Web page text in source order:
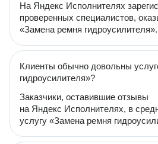
На Яндекс Исполнителях
проверенных специалистов,
«Замена ремня гидроусилителя».
Клиенты обычно довольны
гидроусилителя»?
Заказчики, оставившие отзывы
на Яндекс Исполнителях, в
услугу «Замена ремня